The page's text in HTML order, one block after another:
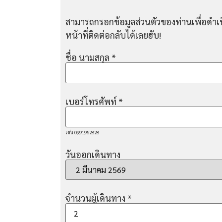
สามารถกรอกข้อมูลส่วนตัวของท่านเพื่อดำเ
หน้าที่ติดต่อกลับได้เลยฮับ!
ชื่อ นามสกุล *
เบอร์โทรศัพท์ *
เช่น 0991952828
วันออกเดินทาง
จำนวนผู้เดินทาง *